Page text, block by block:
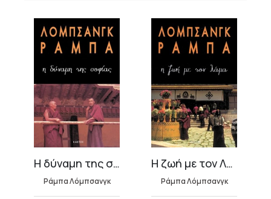
Η δύναμη της σοφίας
Ράμπα Λόμπσανγκ
Η ζωή με τον Λάμα
Ράμπα Λόμπσανγκ